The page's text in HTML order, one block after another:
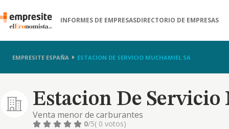
INFORMES DE EMPRESASDIRECTORIO DE EMPRESAS
EMPRESITE ESPAÑA ESTACION DE SERVICIO MUCHAMIEL SA
Estacion De Servicio
Venta menor de carburantes
0/5( 0 votos)